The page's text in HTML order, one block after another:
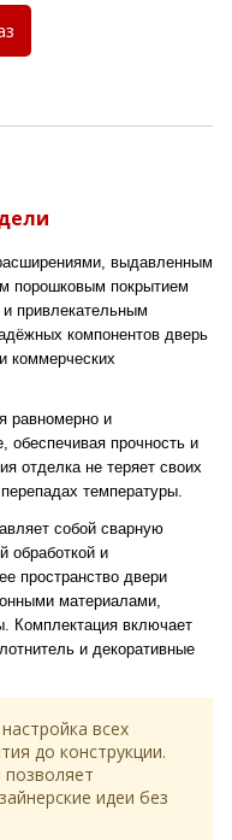
выдавленным
порошковым покрытием
и привлекательным
компонентов дверь
коммерческих
равномерно и
обеспечивая прочность и
отделка не теряет своих
температуры.
собой сварную
обработкой и
пространство двери
материалами,
Комплектация включает
и декоративные
всех
до конструкции.
позволяет
идеи без